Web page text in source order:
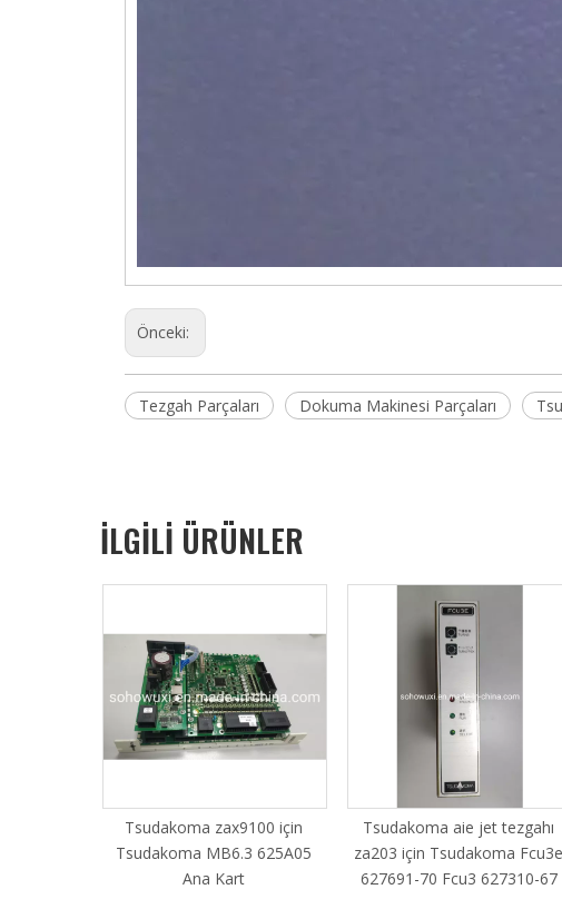
Önceki:
Tezgah Parçaları Dokuma Makinesi Parçaları
İLGİLİ ÜRÜNLER
Tsudakoma zax9100 için
Tsudakoma MB6.3 625A05
Ana Kart
Tsudakoma aie jet tezgahı
za203 için Tsudakoma Fcu3e
627691-70 Fcu3 627310-67